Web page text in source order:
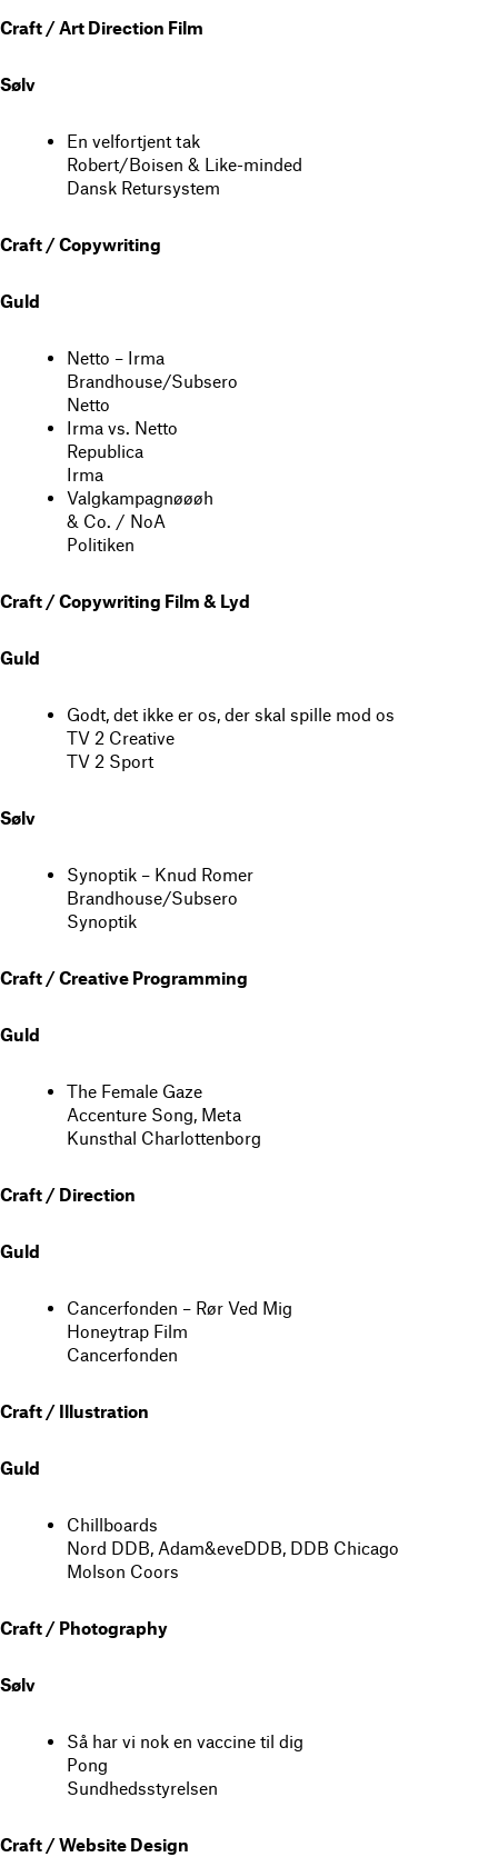
Craft / Art Direction Film
Sølv
En velfortjent tak
Robert/Boisen & Like-minded
Dansk Retursystem
Craft / Copywriting
Guld
Netto – Irma
Brandhouse/Subsero
Netto
Irma vs. Netto
Republica
Irma
Valgkampagnøøøh
& Co. / NoA
Politiken
Craft / Copywriting Film & Lyd
Guld
Godt, det ikke er os, der skal spille mod os
TV 2 Creative
TV 2 Sport
Sølv
Synoptik – Knud Romer
Brandhouse/Subsero
Synoptik
Craft / Creative Programming
Guld
The Female Gaze
Accenture Song, Meta
Kunsthal Charlottenborg
Craft / Direction
Guld
Cancerfonden – Rør Ved Mig
Honeytrap Film
Cancerfonden
Craft / Illustration
Guld
Chillboards
Nord DDB, Adam&eveDDB, DDB Chicago
Molson Coors
Craft / Photography
Sølv
Så har vi nok en vaccine til dig
Pong
Sundhedsstyrelsen
Craft / Website Design